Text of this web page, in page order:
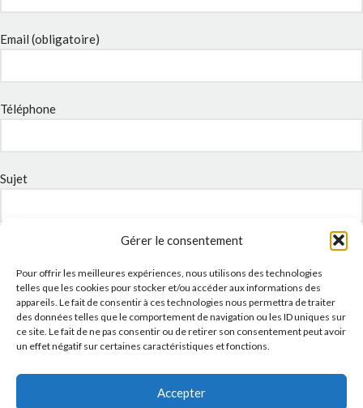
Gérer le consentement
Pour offrir les meilleures expériences, nous utilisons des technologies
telles que les cookies pour stocker et/ou accéder aux informations des
appareils. Le fait de consentir à ces technologies nous permettra de traiter
des données telles que le comportement de navigation ou les ID uniques sur
ce site. Le fait de ne pas consentir ou de retirer son consentement peut avoir
un effet négatif sur certaines caractéristiques et fonctions.
Accepter
Email (obligatoire)
Téléphone
Sujet